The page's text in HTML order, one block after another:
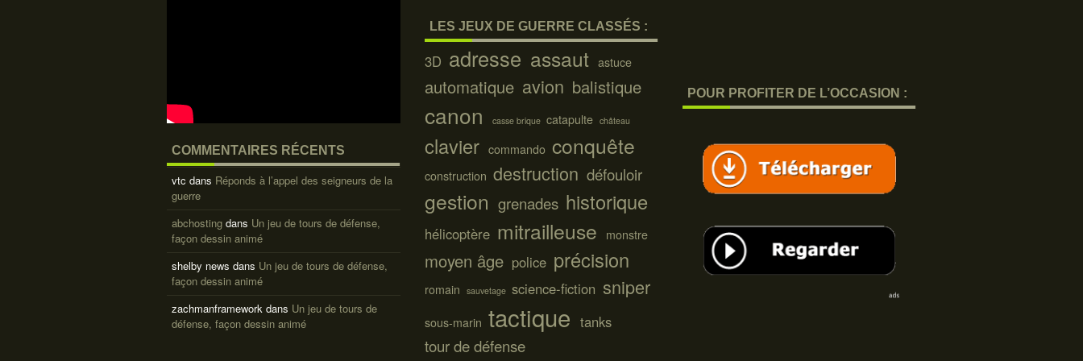
COMMENTAIRES RÉCENTS
vtc dans Réponds à l’appel des seigneurs de la
guerre
abchosting dans Un jeu de tours de défense,
façon dessin animé
shelby news dans Un jeu de tours de défense,
façon dessin animé
zachmanframework dans Un jeu de tours de
défense, façon dessin animé
LES JEUX DE GUERRE CLASSÉS :
3D adresse assaut astuce
automatique avion balistique
canon casse brique catapulte château
clavier commando conquête
construction destruction défouloir
gestion grenades historique
hélicoptère mitrailleuse monstre
moyen âge police précision
romain sauvetage science-fiction sniper
sous-marin tactique tanks
tour de défense
POUR PROFITER DE L’OCCASION :